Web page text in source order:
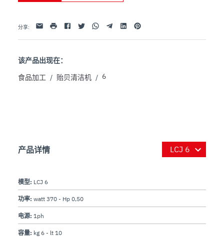
分享: 电子邮件
打印 FacebookTwitterWhatsappTelegramLinkedinPinterest
该产品出现在：
食品加工 / 贻贝清洁机 / 6
产品详情
模型: LCJ 6
功率: watt 370 - Hp 0,50
电源: 1ph
容量: kg 6 - lt 10